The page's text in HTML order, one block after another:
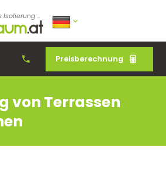
Isolierung ...
Preisberechnung
von Terrassen